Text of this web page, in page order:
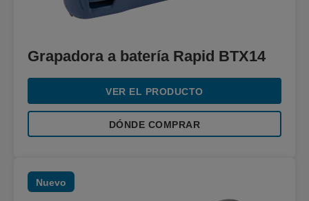
Grapadora a batería Rapid BTX14
VER EL PRODUCTO
DÓNDE COMPRAR
Nuevo